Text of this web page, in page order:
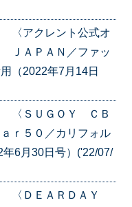
〈アクレント公式オ
ＪＡＰＡＮ／ファッ
（2022年7月14日
〈ＳＵＧＯＹ ＣＢ
ｒ５０／カリフォル
6月30日号）('22/07/
〈ＤＥＡＲＤＡＹ